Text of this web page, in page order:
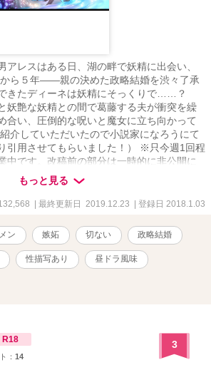
レスはある日、湖の畔で妖精に出会い、
ら５年――親の決めた政略結婚を渋々了承
できたディーネは妖精にそっくりで……？
妖艶な妖精との間で葛藤する夫が衝突を繰
合い、圧倒的な呪いと魔女に立ち向かって
介していただいたので小説家になろうにて
引用させてもらいました！） ※只今週1回程
中です。改稿前の部分は一時的に非公開に
おかけしますが、できるだけ早く再び公開
すのでご容赦ください。 ※タイトルに
はR18な感じなので閲覧注意です。 ※扉絵
画版もよろしくお願いします。
もっと見る
| 最終更新日 2019.12.23 | 登録日 2018.1.03
ン 嫉妬 切ない 政略結婚
性描写あり 昼ドラ風味
R18
： 14
3